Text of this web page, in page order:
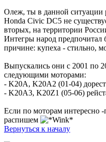
Олеж, ты в данной ситуации
Honda Civic DC5 не
вторых, на территории
Интегры народ предпочитал
причине: купеха - стильно,
Выпускались они с 2001 по
следующими моторами:
- K20A, K20A2 (01-04)
- K20A3, K20Z1 (05-06)
Если по моторам интересно
распишем
Вернуться к началу